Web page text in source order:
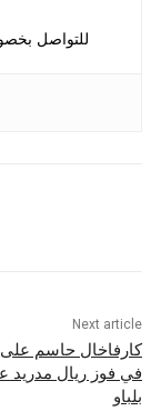
للتواصل بخصوص
حاسم على أغنية
مدريد على